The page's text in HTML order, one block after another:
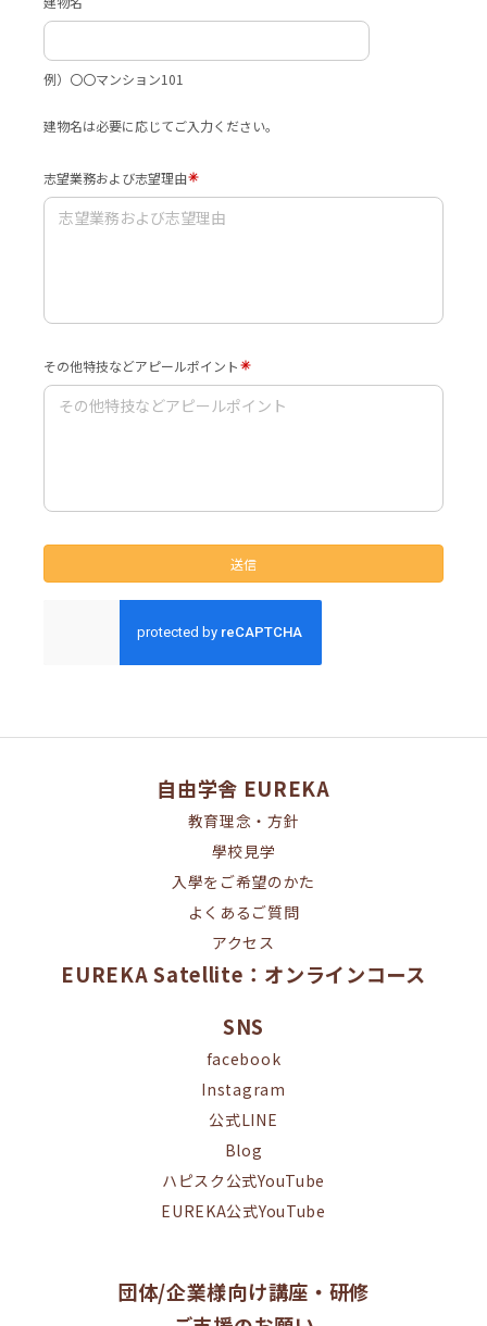
自由学舎 EUREKA
教育理念・方針
學校見学
入學をご希望のかた
よくあるご質問
アクセス
EUREKA Satellite：オンラインコース
SNS
facebook
Instagram
公式LINE
Blog
ハピスク公式YouTube
EUREKA公式YouTube
団体/企業様向け講座・研修